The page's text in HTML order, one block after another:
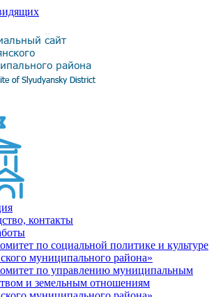
контакты
по социальной политике и культуре
муниципального района»
по управлению муниципальным
и земельным отношениям